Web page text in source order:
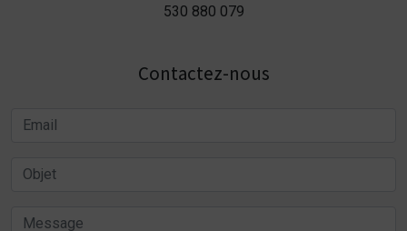
530 880 079
Contactez-nous